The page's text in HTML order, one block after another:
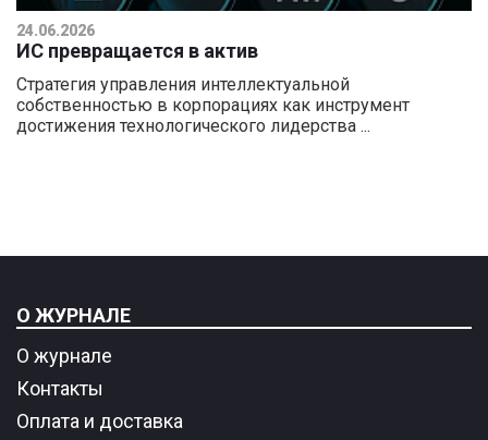
24.06.2026
ИС превращается в актив
Стратегия управления интеллектуальной
собственностью в корпорациях как инструмент
достижения технологического лидерства ...
О ЖУРНАЛЕ
О журнале
Контакты
Оплата и доставка